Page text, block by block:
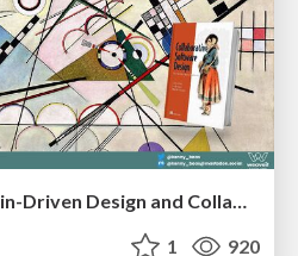
Introduction to Domain-Driven Design and Collaborative software design
1 920